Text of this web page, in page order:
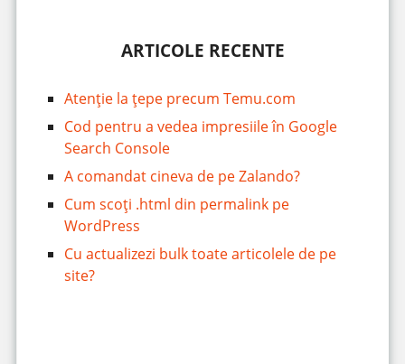
ARTICOLE RECENTE
Atenție la țepe precum Temu.com
Cod pentru a vedea impresiile în Google
Search Console
A comandat cineva de pe Zalando?
Cum scoți .html din permalink pe
WordPress
Cu actualizezi bulk toate articolele de pe
site?